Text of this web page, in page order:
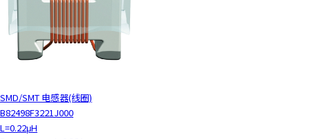
SMD/SMT 电感器(线圈)
B82498F3221J000
L=0.22μH